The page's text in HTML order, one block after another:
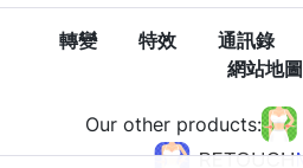
轉變 特效 通訊錄
網站地圖
Our other products: